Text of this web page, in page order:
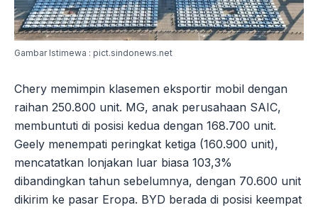
Gambar Istimewa : pict.sindonews.net
Chery memimpin klasemen eksportir mobil dengan
raihan 250.800 unit. MG, anak perusahaan SAIC,
membuntuti di posisi kedua dengan 168.700 unit.
Geely menempati peringkat ketiga (160.900 unit),
mencatatkan lonjakan luar biasa 103,3%
dibandingkan tahun sebelumnya, dengan 70.600 unit
dikirim ke pasar Eropa. BYD berada di posisi keempat